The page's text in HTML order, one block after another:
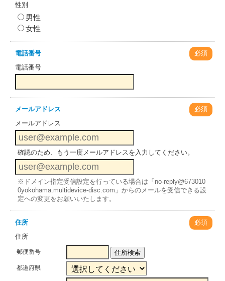
性別
男性
女性
電話番号
必須
電話番号
メールアドレス
必須
メールアドレス
確認のため、もう一度メールアドレスを入力してください。
※ドメイン指定受信設定を行っている場合は「no-reply@673010
0yokohama.multidevice-disc.com」からのメールを受信できる設
定への変更をお願いいたします。
住所
必須
住所
郵便番号 住所検索
都道府県